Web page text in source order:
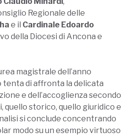
Regionale delle
e il Cardinale Edoardo
della Diocesi di Ancona e
magistrale dell’anno
tenta di affronta la delicata
e dell’accoglienza secondo
quello storico, quello giuridico e
si conclude concentrando
modo su un esempio virtuoso